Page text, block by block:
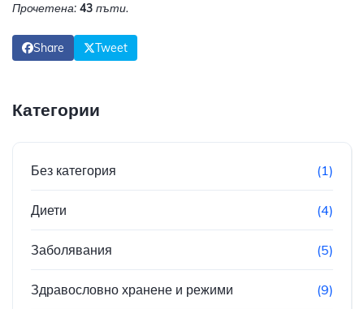
Прочетена: 43 пъти.
Share Tweet
Категории
Без категория (1)
Диети (4)
Заболявания (5)
Здравословно хранене и режими (9)